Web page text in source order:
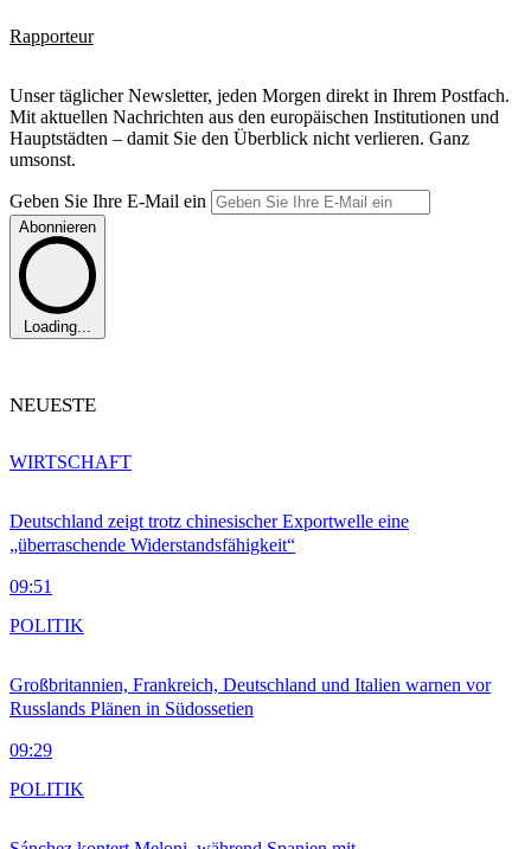
Rapporteur
Unser täglicher Newsletter, jeden Morgen direkt in Ihrem Postfach.
Mit aktuellen Nachrichten aus den europäischen Institutionen und
Hauptstädten – damit Sie den Überblick nicht verlieren. Ganz
umsonst.
Geben Sie Ihre E-Mail ein
Abonnieren
Loading...
NEUESTE
Deutschland zeigt trotz chinesischer Exportwelle eine
„überraschende Widerstandsfähigkeit“
09:51
WIRTSCHAFT
Großbritannien, Frankreich, Deutschland und Italien warnen vor
Russlands Plänen in Südossetien
09:29
POLITIK
POLITIK